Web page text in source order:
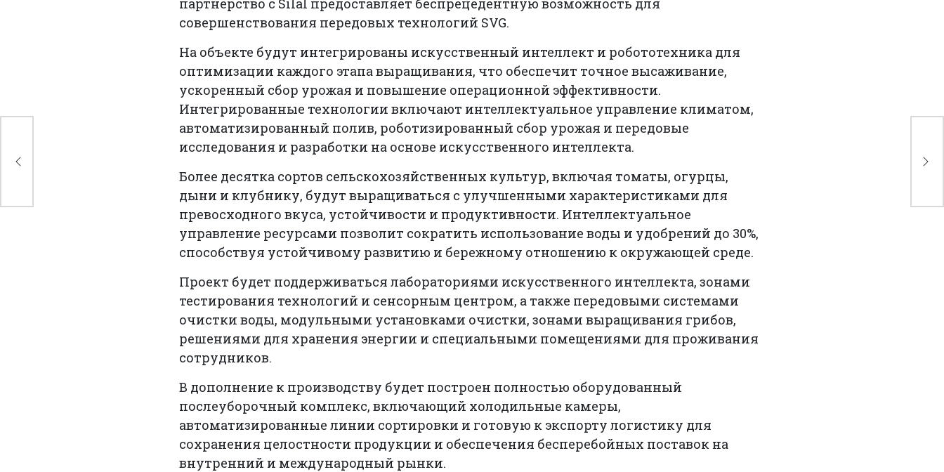
партнерство с Silal предоставляет беспрецедентную возможность для
совершенствования передовых технологий SVG.
На объекте будут интегрированы искусственный интеллект и робототехника для
оптимизации каждого этапа выращивания, что обеспечит точное высаживание,
ускоренный сбор урожая и повышение операционной эффективности.
Интегрированные технологии включают интеллектуальное управление климатом,
автоматизированный полив, роботизированный сбор урожая и передовые
исследования и разработки на основе искусственного интеллекта.
Более десятка сортов сельскохозяйственных культур, включая томаты, огурцы,
дыни и клубнику, будут выращиваться с улучшенными характеристиками для
превосходного вкуса, устойчивости и продуктивности. Интеллектуальное
управление ресурсами позволит сократить использование воды и удобрений до 30%,
способствуя устойчивому развитию и бережному отношению к окружающей среде.
Проект будет поддерживаться лабораториями искусственного интеллекта, зонами
тестирования технологий и сенсорным центром, а также передовыми системами
очистки воды, модульными установками очистки, зонами выращивания грибов,
решениями для хранения энергии и специальными помещениями для проживания
сотрудников.
В дополнение к производству будет построен полностью оборудованный
послеуборочный комплекс, включающий холодильные камеры,
автоматизированные линии сортировки и готовую к экспорту логистику для
сохранения целостности продукции и обеспечения бесперебойных поставок на
внутренний и международный рынки.